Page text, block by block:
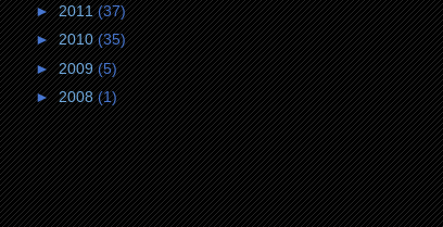
►2011(37)
►2010(35)
►2009(5)
►2008(1)